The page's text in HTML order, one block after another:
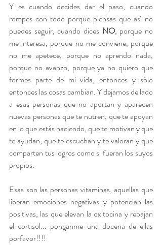
Y es cuando decides dar el paso, cuando
rompes con todo porque piensas que así no
puedes seguir, cuando dices NO, porque no
me interesa, porque no me conviene, porque
no me apetece, porque no aprendo nada,
porque no avanzo, porque ya no quiero que
formes parte de mi vida, entonces y sólo
entonces las cosas cambian. Y dejamos de lado
a esas personas que no aportan y aparecen
nuevas personas que te nutren, que te apoyan
en lo que estás haciendo, que te motivan y que
te ayudan, que te escuchan y te valoran y que
comparten tus logros como si fueran los suyos
propios.
Esas son las personas vitaminas, aquellas que
liberan emociones negativas y potencian las
positivas, las que elevan la oxitocina y rebajan
el cortisol... ponganme una docena de ellas
porfavor!!!!